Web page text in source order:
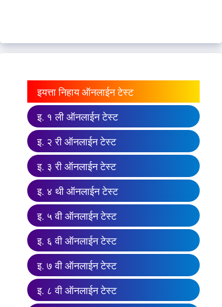
इयत्ता निहाय ऑनलाईन टेस्ट
इ. १ ली ऑनलाईन टेस्ट
इ. २ री ऑनलाईन टेस्ट
इ. ३ री ऑनलाईन टेस्ट
इ. ४ थी ऑनलाईन टेस्ट
इ. ५ वी ऑनलाईन टेस्ट
इ. ६ वी ऑनलाईन टेस्ट
इ. ७ वी ऑनलाईन टेस्ट
इ. ८ वी ऑनलाईन टेस्ट